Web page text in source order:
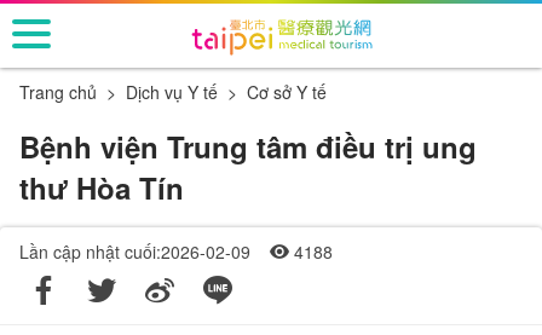
跳
到
主
Trang chủ Dịch vụ Y tế Cơ sở Y tế
Bệnh viện Trung tâm điều trị ung
thư Hòa Tín
Lần cập nhật cuối:2026-02-09 4188